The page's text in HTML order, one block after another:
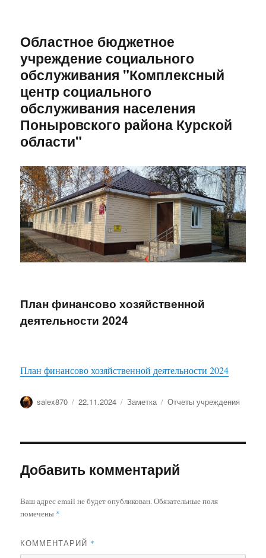
Областное бюджетное
учреждение социального
обслуживания "Комплексный
центр социального
обслуживания населения
Поныровского района Курской
области"
План финансово хозяйственной
деятельности 2024
План финансово хозяйственной деятельности 2024
Автор
salex870 Опубликовано
22.11.2024 Формат
Заметка Рубрики
Отчеты учреждения
Добавить комментарий
Ваш адрес email не будет опубликован.Обязательные поля
помечены *
КОММЕНТАРИЙ *